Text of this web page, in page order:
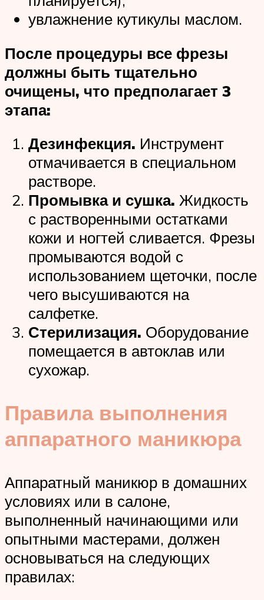
увлажнение кутикулы маслом.
После процедуры все фрезы
должны быть тщательно
очищены, что предполагает 3
этапа:
Дезинфекция. Инструмент
отмачивается в специальном
растворе.
Промывка и сушка. Жидкость
с растворенными остатками
кожи и ногтей сливается. Фрезы
промываются водой с
использованием щеточки, после
чего высушиваются на
салфетке.
Стерилизация. Оборудование
помещается в автоклав или
сухожар.
Правила выполнения
аппаратного маникюра
Аппаратный маникюр в домашних
условиях или в салоне,
выполненный начинающими или
опытными мастерами, должен
основываться на следующих
правилах: